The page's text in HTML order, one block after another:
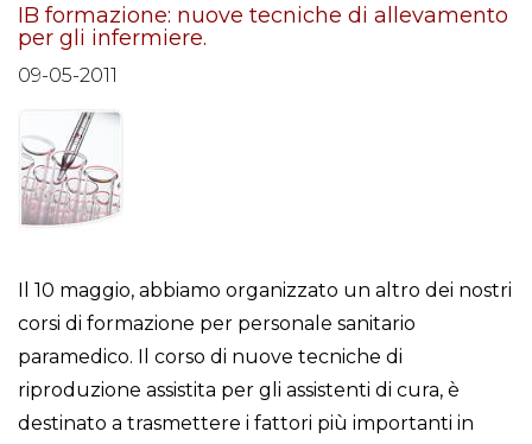
IB formazione: nuove tecniche di allevamento
per gli infermiere.
09-05-2011
Il 10 maggio, abbiamo organizzato un altro dei nostri
corsi di formazione per personale sanitario
paramedico. Il corso di nuove tecniche di
riproduzione assistita per gli assistenti di cura, è
destinato a trasmettere i fattori più importanti in